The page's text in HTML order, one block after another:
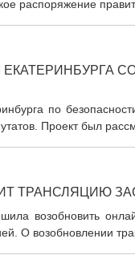
распоряжение
по
Проект был
ТРАНСЛЯЦИЮ
возобновить
О возобновлении